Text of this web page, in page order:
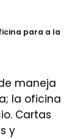
para a la
maneja
la oficina
Cartas
y